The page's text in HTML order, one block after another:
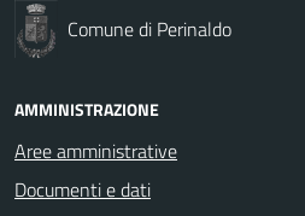
Comune di Perinaldo
AMMINISTRAZIONE
Aree amministrative
Documenti e dati